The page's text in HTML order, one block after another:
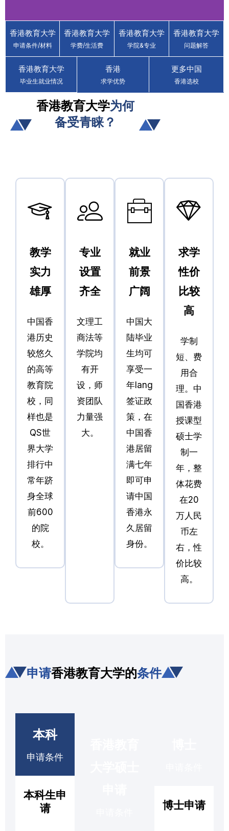
香港教育大学
The Education
University of Hong
Kong (EdUHK)
省钱省力 · 读香港名校 · 获得香港身
份
香港教育大学
申请条件/材料
香港教育大学
学费/生活费
香港教育大学
学院&专业
香港教育大学
问题解答
香港教育大学
毕业生就业情况
香港
求学优势
更多中国
香港选校
香港教育大学为何
备受青睐？
教学
实力
雄厚
中国香
港历史
较悠久
的高等
教育院
校，同
样也是
QS世
界大学
排行中
常年跻
身全球
前600
的院
校。
专业
设置
齐全
文理工
商法等
学院均
有开
设，师
资团队
力量强
大。
就业
前景
广阔
中国大
陆毕业
生均可
享受一
年Iang
签证政
策，在
中国香
港居留
满七年
即可申
请中国
香港永
久居留
身份。
求学
性价
比较
高
学制
短、费
用合
理。中
国香港
授课型
硕士学
制一
年，整
体花费
在20
万人民
币左
右，性
价比较
高。
申请香港教育大学的条件
本科
申请条件
本科生申
请
博士申请